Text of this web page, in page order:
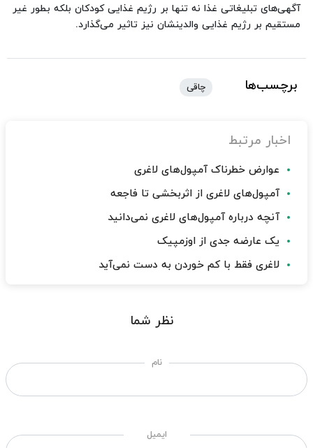
آگهی‌های تبلیغاتی غذا نه تنها بر رژیم غذایی كودكان بلكه بطور غیر
مستقیم بر رژیم غذایی والدینشان نیز تاثیر می‌گذارد.
برچسب‌ها چاقی
اخبار مرتبط
عوارض خطرناک آمپول‌های لاغری
آمپول‌های لاغری از اثربخشی تا فاجعه
آنچه درباره آمپول‌های لاغری نمی‌دانید
یک عارضه جدی از اوزمپیک
لاغری فقط با کم خوردن به دست نمی‌آید
نظر شما
نام
ایمیل